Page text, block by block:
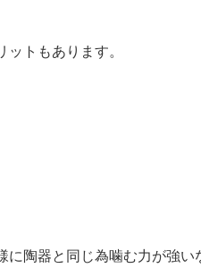
トもあります。
陶器と同じ為噛む力が強い